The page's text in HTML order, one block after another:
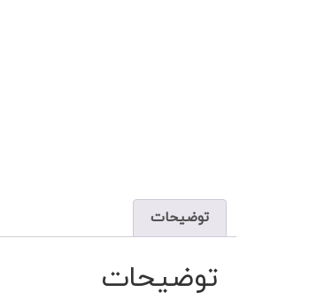
توضیحات
توضیحات